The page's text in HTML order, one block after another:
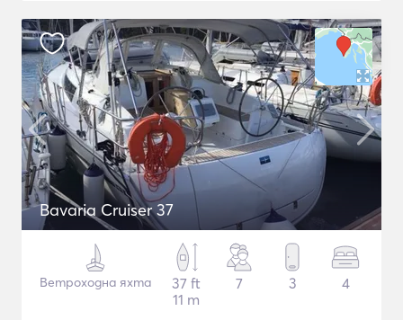
Bavaria Cruiser 37
Ветроходна яхта
37 ft
11 m
7 3 4